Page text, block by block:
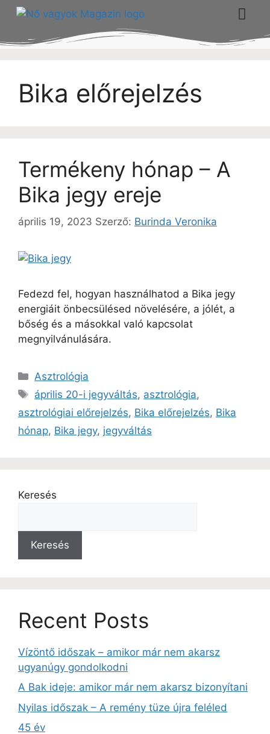
Bika előrejelzés
Termékeny hónap – A
Bika jegy ereje
április 19, 2023 Szerző: Burinda Veronika
Fedezd fel, hogyan használhatod a Bika jegy
energiáit önbecsülésed növelésére, a jólét, a
bőség és a másokkal való kapcsolat
megnyilvánulására.
Asztrológia
április 20-i jegyváltás, asztrológia,
asztrológiai előrejelzés, Bika előrejelzés, Bika
hónap, Bika jegy, jegyváltás
Keresés
Keresés
Recent Posts
Vízöntő időszak – amikor már nem akarsz
ugyanúgy gondolkodni
A Bak ideje: amikor már nem akarsz bizonyítani
Nyilas időszak – A remény tüze újra feléled
45 év